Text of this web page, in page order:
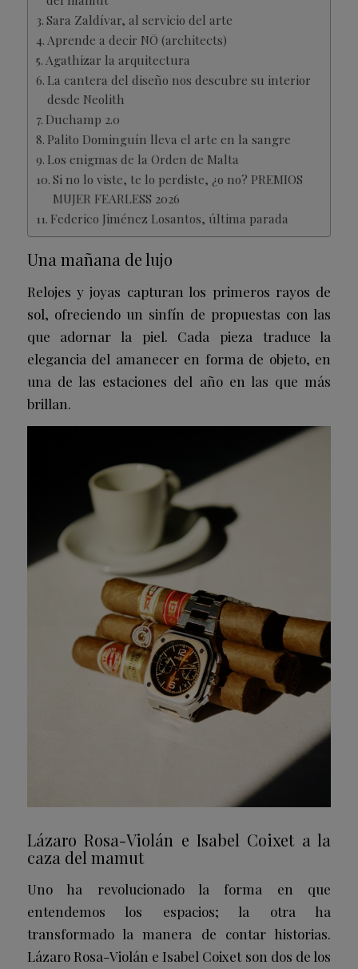
Sara Zaldívar, al servicio del arte
Aprende a decir NŌ (architects)
Agathizar la arquitectura
La cantera del diseño nos descubre su interior
desde Neolith
Duchamp 2.0
Palito Dominguín lleva el arte en la sangre
Los enigmas de la Orden de Malta
Si no lo viste, te lo perdiste, ¿o no? PREMIOS
MUJER FEARLESS 2026
Federico Jiménez Losantos, última parada
Una mañana de lujo
Relojes y joyas capturan los primeros rayos de
sol, ofreciendo un sinfín de propuestas con las
que adornar la piel. Cada pieza traduce la
elegancia del amanecer en forma de objeto, en
una de las estaciones del año en las que más
brillan.
Lázaro Rosa-Violán e Isabel Coixet a la
caza del mamut
Uno ha revolucionado la forma en que
entendemos los espacios; la otra ha
transformado la manera de contar historias.
Lázaro Rosa-Violán e Isabel Coixet son dos de los